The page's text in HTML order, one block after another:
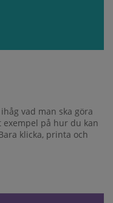
vad man ska göra
på hur du kan
klicka, printa och